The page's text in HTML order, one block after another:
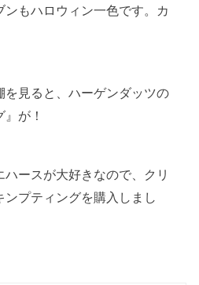
もハロウィン一色です。カ
を見ると、ハーゲンダッツの
が！
ースが大好きなので、クリ
ンプティングを購入しまし